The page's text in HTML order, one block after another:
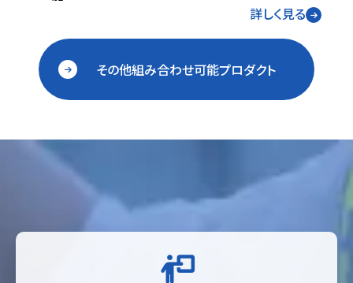
詳しく見る
その他組み合わせ可能プロダクト